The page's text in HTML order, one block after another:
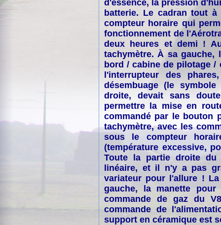
d'essence, la pression
batterie. Le cadran tout
compteur horaire qui
fonctionnement de
deux heures et demi !
tachymètre. À sa gauche,
bord / cabine de pilotage
l'interrupteur des
désembuage (le
droite, devait sans
permettre la mise en
commandé par le bouton
tachymètre, avec les
sous le compteur
(température excessive,
Toute la partie droite du
linéaire, et il n'y a pas
variateur pour l'allure !
gauche, la manette
commande de gaz du
commande de
support en céramique est